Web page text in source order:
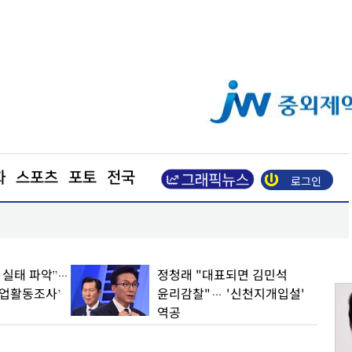
스포츠 포토 전국 로그인
태 파악”…
활동조사’
정청래 "대표되면 김민석
윤리감찰"… '신천지개입설'
역공